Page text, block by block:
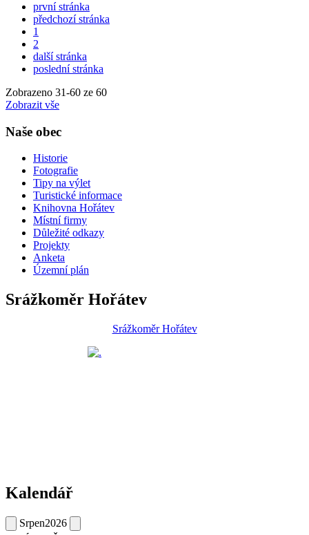
první stránka
předchozí stránka
1
2
další stránka
poslední stránka
Zobrazeno 31-60 ze 60
Zobrazit vše
Naše obec
Historie
Fotografie
Tipy na výlet
Turistické informace
Knihovna Hořátev
Místní firmy
Důležité odkazy
Projekty
Anketa
Územní plán
Srážkoměr Hořátev
Srážkoměr Hořátev
Kalendář
Srpen2026